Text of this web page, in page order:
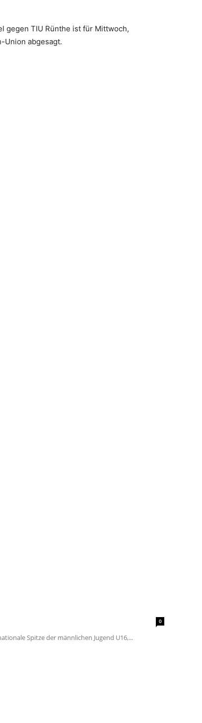
gegen TIU Rünthe ist für Mittwoch,
Union abgesagt.
0
Spitze der männlichen Jugend U16,...